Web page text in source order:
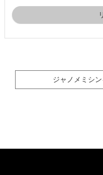
ジャノメミシ